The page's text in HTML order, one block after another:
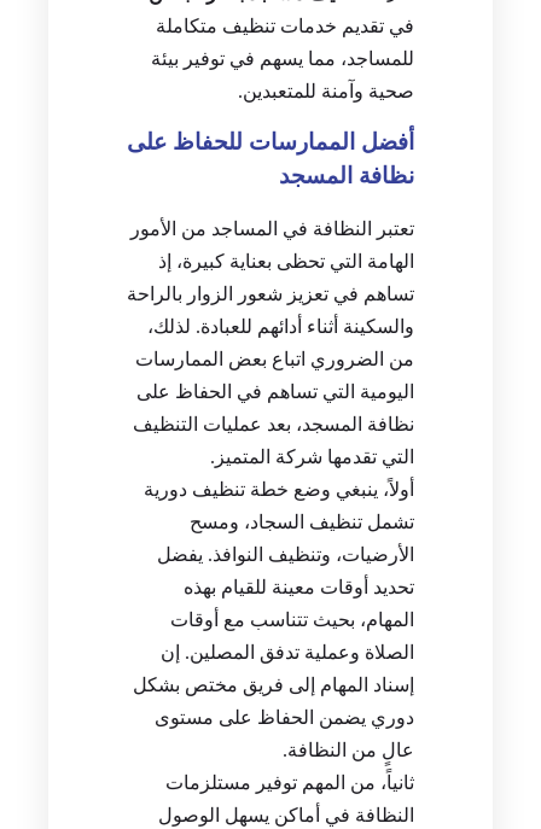
في تقديم خدمات تنظيف متكاملة
للمساجد، مما يسهم في توفير بيئة
صحية وآمنة للمتعبدين.
أفضل الممارسات للحفاظ على
نظافة المسجد
تعتبر النظافة في المساجد من الأمور
الهامة التي تحظى بعناية كبيرة، إذ
تساهم في تعزيز شعور الزوار بالراحة
والسكينة أثناء أدائهم للعبادة. لذلك،
من الضروري اتباع بعض الممارسات
اليومية التي تساهم في الحفاظ على
نظافة المسجد، بعد عمليات التنظيف
التي تقدمها شركة المتميز.
أولاً، ينبغي وضع خطة تنظيف دورية
تشمل تنظيف السجاد، ومسح
الأرضيات، وتنظيف النوافذ. يفضل
تحديد أوقات معينة للقيام بهذه
المهام، بحيث تتناسب مع أوقات
الصلاة وعملية تدفق المصلين. إن
إسناد المهام إلى فريق مختص بشكل
دوري يضمن الحفاظ على مستوى
عالٍ من النظافة.
ثانياً، من المهم توفير مستلزمات
النظافة في أماكن يسهل الوصول